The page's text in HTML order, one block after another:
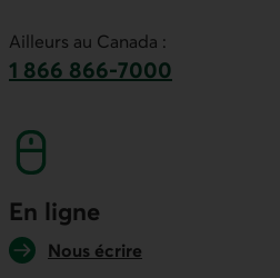
Ailleurs au Canada :
1 866 866-7000
En ligne
Nous écrire